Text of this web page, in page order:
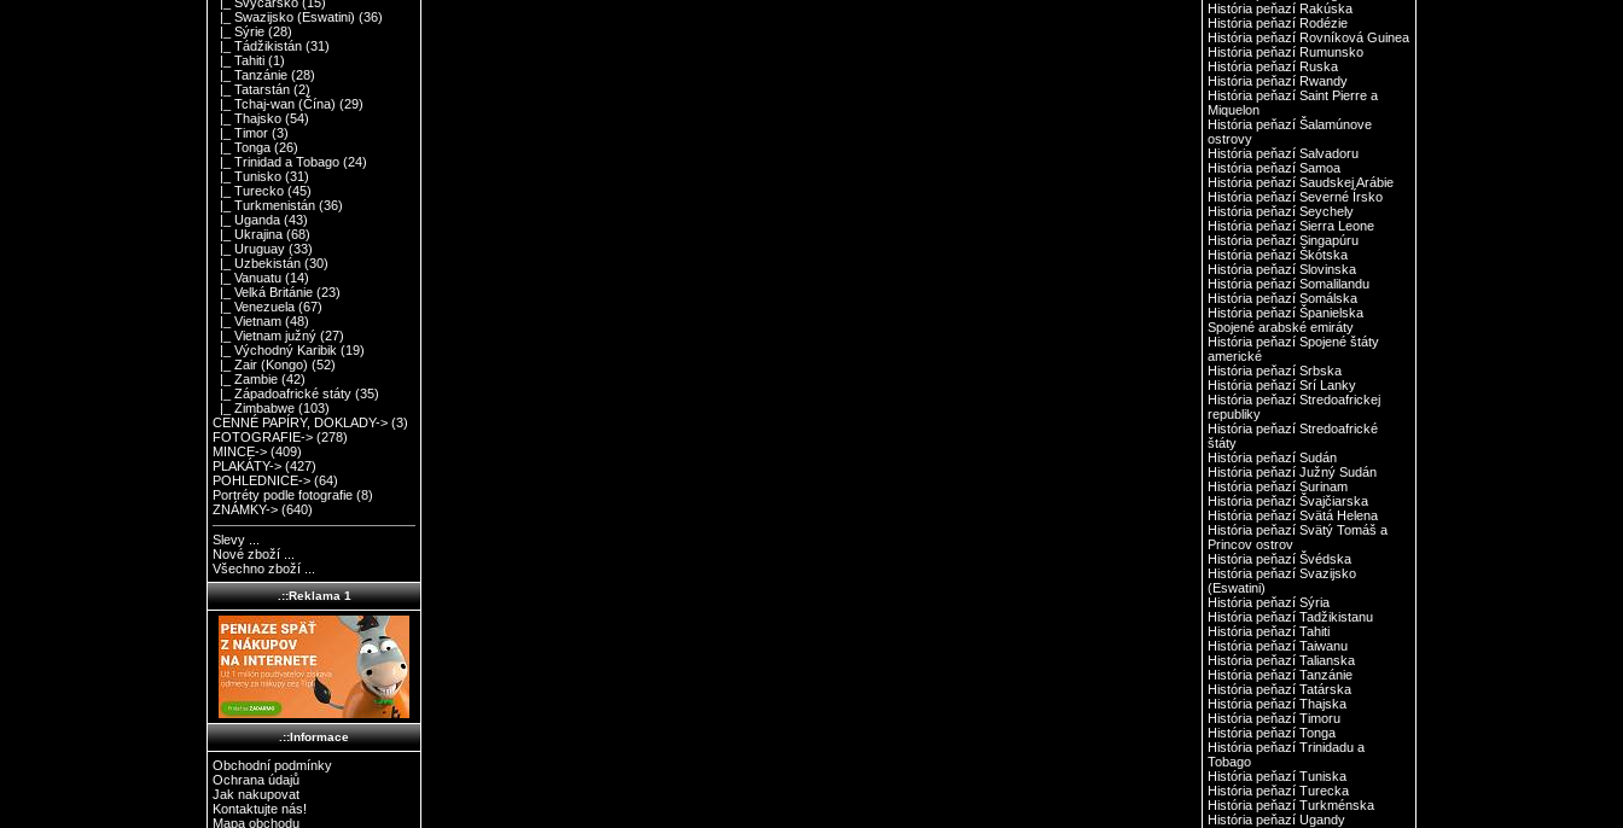
|_ Swazijsko (Eswatini) (36)
|_ Sýrie (28)
|_ Tádžikistán (31)
|_ Tahiti (1)
|_ Tanzánie (28)
|_ Tatarstán (2)
|_ Tchaj-wan (Čína) (29)
|_ Thajsko (54)
|_ Timor (3)
|_ Tonga (26)
|_ Trinidad a Tobago (24)
|_ Tunisko (31)
|_ Turecko (45)
|_ Turkmenistán (36)
|_ Uganda (43)
|_ Ukrajina (68)
|_ Uruguay (33)
|_ Uzbekistán (30)
|_ Vanuatu (14)
|_ Velká Británie (23)
|_ Venezuela (67)
|_ Vietnam (48)
|_ Vietnam južný (27)
|_ Východný Karibik (19)
|_ Zair (Kongo) (52)
|_ Zambie (42)
|_ Západoafrické státy (35)
|_ Zimbabwe (103)
CENNÉ PAPÍRY, DOKLADY-> (3)
FOTOGRAFIE-> (278)
MINCE-> (409)
PLAKÁTY-> (427)
POHLEDNICE-> (64)
Portréty podle fotografie (8)
ZNÁMKY-> (640)
Slevy ...
Nové zboží ...
Všechno zboží ...
.::Reklama 1
.::Informace
Obchodní podmínky
Ochrana údajů
Jak nakupovat
Kontaktujte nás!
Mapa obchodu
História peňazí Rakúska
História peňazí Rodézie
História peňazí Rovníková Guinea
História peňazí Rumunsko
História peňazí Ruska
História peňazí Rwandy
História peňazí Saint Pierre a
Miquelon
História peňazí Šalamúnove
ostrovy
História peňazí Salvadoru
História peňazí Samoa
História peňazí Saudskej Arábie
História peňazí Severné Írsko
História peňazí Seychely
História peňazí Sierra Leone
História peňazí Singapúru
História peňazí Škótska
História peňazí Slovinska
História peňazí Somalilandu
História peňazí Somálska
História peňazí Španielska
Spojené arabské emiráty
História peňazí Spojené štáty
americké
História peňazí Srbska
História peňazí Srí Lanky
História peňazí Stredoafrickej
republiky
História peňazí Stredoafrické
štáty
História peňazí Sudán
História peňazí Južný Sudán
História peňazí Surinam
História peňazí Švajčiarska
História peňazí Svätá Helena
História peňazí Svätý Tomáš a
Princov ostrov
História peňazí Švédska
História peňazí Svazijsko
(Eswatini)
História peňazí Sýria
História peňazí Tadžikistanu
História peňazí Tahiti
História peňazí Taiwanu
História peňazí Talianska
História peňazí Tanzánie
História peňazí Tatárska
História peňazí Thajska
História peňazí Timoru
História peňazí Tonga
História peňazí Trinidadu a
Tobago
História peňazí Tuniska
História peňazí Turecka
História peňazí Turkménska
História peňazí Ugandy